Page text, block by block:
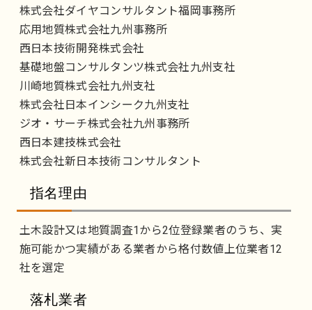
株式会社ダイヤコンサルタント福岡事務所
応用地質株式会社九州事務所
西日本技術開発株式会社
基礎地盤コンサルタンツ株式会社九州支社
川崎地質株式会社九州支社
株式会社日本インシーク九州支社
ジオ・サーチ株式会社九州事務所
西日本建技株式会社
株式会社新日本技術コンサルタント
指名理由
土木設計又は地質調査1から2位登録業者のうち、実
施可能かつ実績がある業者から格付数値上位業者12
社を選定
落札業者